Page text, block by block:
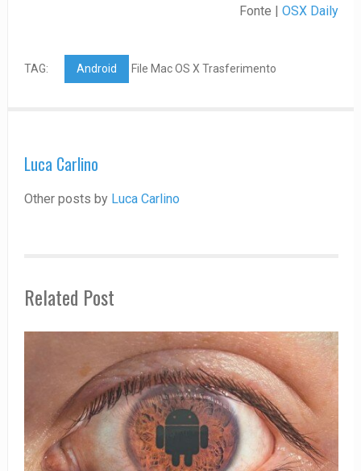
Fonte |OSX Daily
TAG: Android File Mac OS X Trasferimento
Luca Carlino
Other posts by Luca Carlino
Related Post